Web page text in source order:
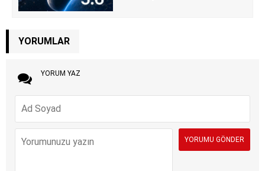
YORUMLAR
YORUM YAZ